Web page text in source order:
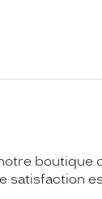
boutique
satisfaction